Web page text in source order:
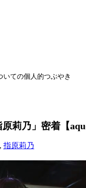
いての個人的つぶやき
莉乃」密着【
指原莉乃